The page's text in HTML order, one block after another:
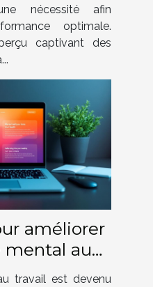
nécessité afin
optimale.
captivant des
améliorer
mental au
travail est devenu